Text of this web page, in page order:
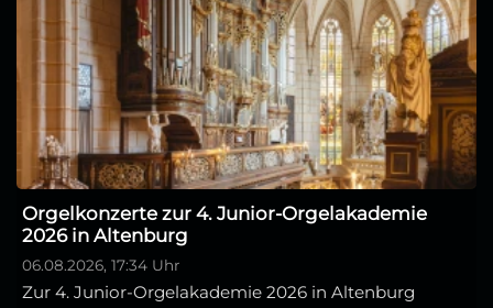
Orgelkonzerte zur 4. Junior-Orgelakademie
2026 in Altenburg
06.08.2026, 17:34 Uhr
Zur 4. Junior-Orgelakademie 2026 in Altenburg